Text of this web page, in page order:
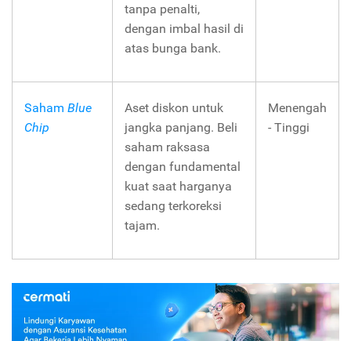
tanpa penalti,
dengan imbal hasil di
atas bunga bank.
Saham Blue
Chip
Aset diskon untuk
jangka panjang. Beli
saham raksasa
dengan fundamental
kuat saat harganya
sedang terkoreksi
tajam.
Menengah
- Tinggi